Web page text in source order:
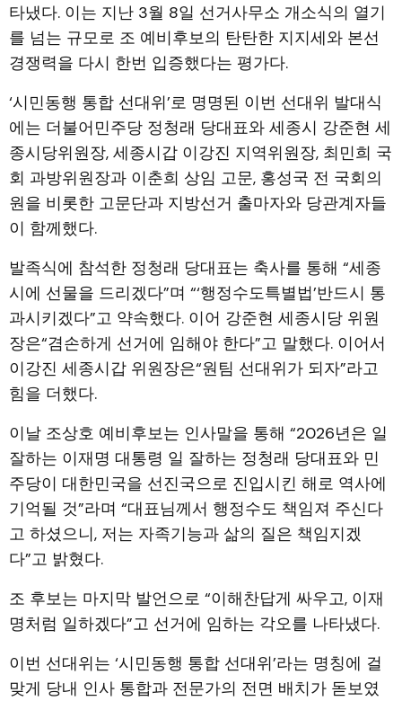
타냈다. 이는 지난 3월 8일 선거사무소 개소식의 열기
를 넘는 규모로 조 예비후보의 탄탄한 지지세와 본선
경쟁력을 다시 한번 입증했다는 평가다.
‘시민동행 통합 선대위’로 명명된 이번 선대위 발대식
에는 더불어민주당 정청래 당대표와 세종시 강준현 세
종시당위원장, 세종시갑 이강진 지역위원장, 최민희 국
회 과방위원장과 이춘희 상임 고문, 홍성국 전 국회의
원을 비롯한 고문단과 지방선거 출마자와 당관계자들
이 함께했다.
발족식에 참석한 정청래 당대표는 축사를 통해 “세종
시에 선물을 드리겠다”며 “‘행정수도특별법’반드시 통
과시키겠다”고 약속했다. 이어 강준현 세종시당 위원
장은“겸손하게 선거에 임해야 한다”고 말했다. 이어서
이강진 세종시갑 위원장은“원팀 선대위가 되자”라고
힘을 더했다.
이날 조상호 예비후보는 인사말을 통해 “2026년은 일
잘하는 이재명 대통령 일 잘하는 정청래 당대표와 민
주당이 대한민국을 선진국으로 진입시킨 해로 역사에
기억될 것”라며 “대표님께서 행정수도 책임져 주신다
고 하셨으니, 저는 자족기능과 삶의 질은 책임지겠
다”고 밝혔다.
조 후보는 마지막 발언으로 “이해찬답게 싸우고, 이재
명처럼 일하겠다”고 선거에 임하는 각오를 나타냈다.
이번 선대위는 ‘시민동행 통합 선대위’라는 명칭에 걸
맞게 당내 인사 통합과 전문가의 전면 배치가 돋보였